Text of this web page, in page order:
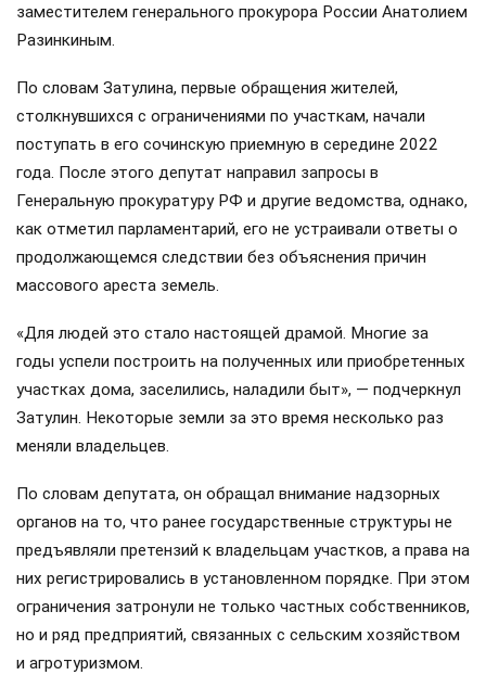
заместителем генерального прокурора России Анатолием
Разинкиным.
По словам Затулина, первые обращения жителей,
столкнувшихся с ограничениями по участкам, начали
поступать в его сочинскую приемную в середине 2022
года. После этого депутат направил запросы в
Генеральную прокуратуру РФ и другие ведомства, однако,
как отметил парламентарий, его не устраивали ответы о
продолжающемся следствии без объяснения причин
массового ареста земель.
«Для людей это стало настоящей драмой. Многие за
годы успели построить на полученных или приобретенных
участках дома, заселились, наладили быт», — подчеркнул
Затулин. Некоторые земли за это время несколько раз
меняли владельцев.
По словам депутата, он обращал внимание надзорных
органов на то, что ранее государственные структуры не
предъявляли претензий к владельцам участков, а права на
них регистрировались в установленном порядке. При этом
ограничения затронули не только частных собственников,
но и ряд предприятий, связанных с сельским хозяйством
и агротуризмом.